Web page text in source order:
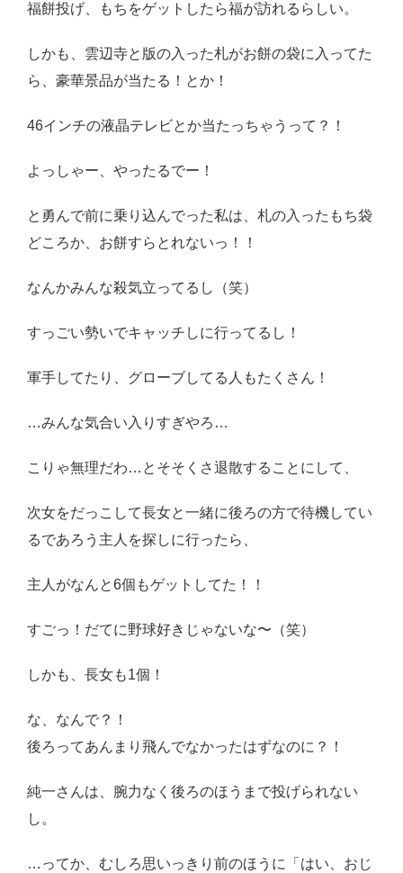
福餅投げ、もちをゲットしたら福が訪れるらしい。
しかも、雲辺寺と版の入った札がお餅の袋に入ってた
ら、豪華景品が当たる！とか！
46インチの液晶テレビとか当たっちゃうって？！
よっしゃー、やったるでー！
と勇んで前に乗り込んでった私は、札の入ったもち袋
どころか、お餅すらとれないっ！！
なんかみんな殺気立ってるし（笑）
すっごい勢いでキャッチしに行ってるし！
軍手してたり、グローブしてる人もたくさん！
…みんな気合い入りすぎやろ…
こりゃ無理だわ…とそそくさ退散することにして、
次女をだっこして長女と一緒に後ろの方で待機してい
るであろう主人を探しに行ったら、
主人がなんと6個もゲットしてた！！
すごっ！だてに野球好きじゃないな〜（笑）
しかも、長女も1個！
な、なんで？！
後ろってあんまり飛んでなかったはずなのに？！
純一さんは、腕力なく後ろのほうまで投げられない
し。
…ってか、むしろ思いっきり前のほうに「はい、おじ